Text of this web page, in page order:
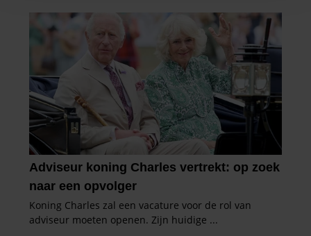
en om ons websiteverkeer te analyseren. Ook delen we
informatie over uw gebruik van onze site met onze
partners voor social media, adverteren en analyse. Deze
partners kunnen deze gegevens combineren met andere
informatie die u aan ze heeft verstrekt of die ze hebben
verzameld op basis van uw gebruik van hun services. U
gaat akkoord met onze cookies als u onze website blijft
gebruiken.